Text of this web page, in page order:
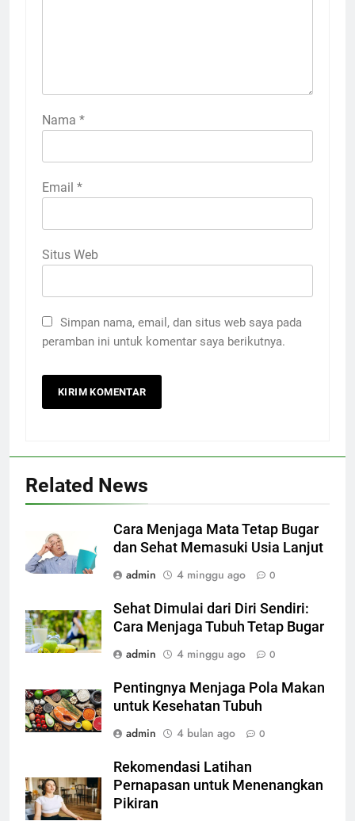
Nama *
Email *
Situs Web
Simpan nama, email, dan situs web saya pada
peramban ini untuk komentar saya berikutnya.
Related News
Cara Menjaga Mata Tetap Bugar
dan Sehat Memasuki Usia Lanjut
admin
4 minggu ago 0
Sehat Dimulai dari Diri Sendiri:
Cara Menjaga Tubuh Tetap Bugar
admin
4 minggu ago 0
Pentingnya Menjaga Pola Makan
untuk Kesehatan Tubuh
admin
4 bulan ago 0
Rekomendasi Latihan
Pernapasan untuk Menenangkan
Pikiran